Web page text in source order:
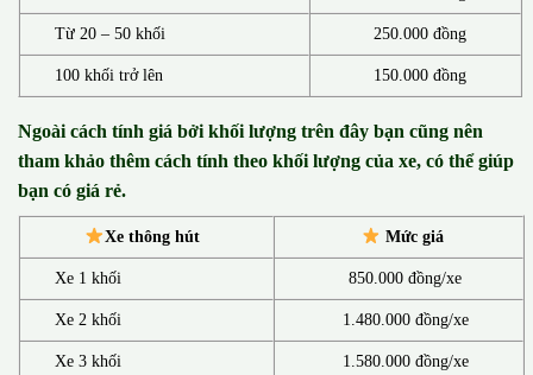
Từ 20 – 50 khối 250.000 đồng
100 khối trở lên 150.000 đồng
Ngoài cách tính giá bởi khối lượng trên đây bạn cũng nên
tham khảo thêm cách tính theo khối lượng của xe, có thể giúp
bạn có giá rẻ.
Xe thông hút Mức giá
Xe 1 khối 850.000 đồng/xe
Xe 2 khối 1.480.000 đồng/xe
Xe 3 khối 1.580.000 đồng/xe